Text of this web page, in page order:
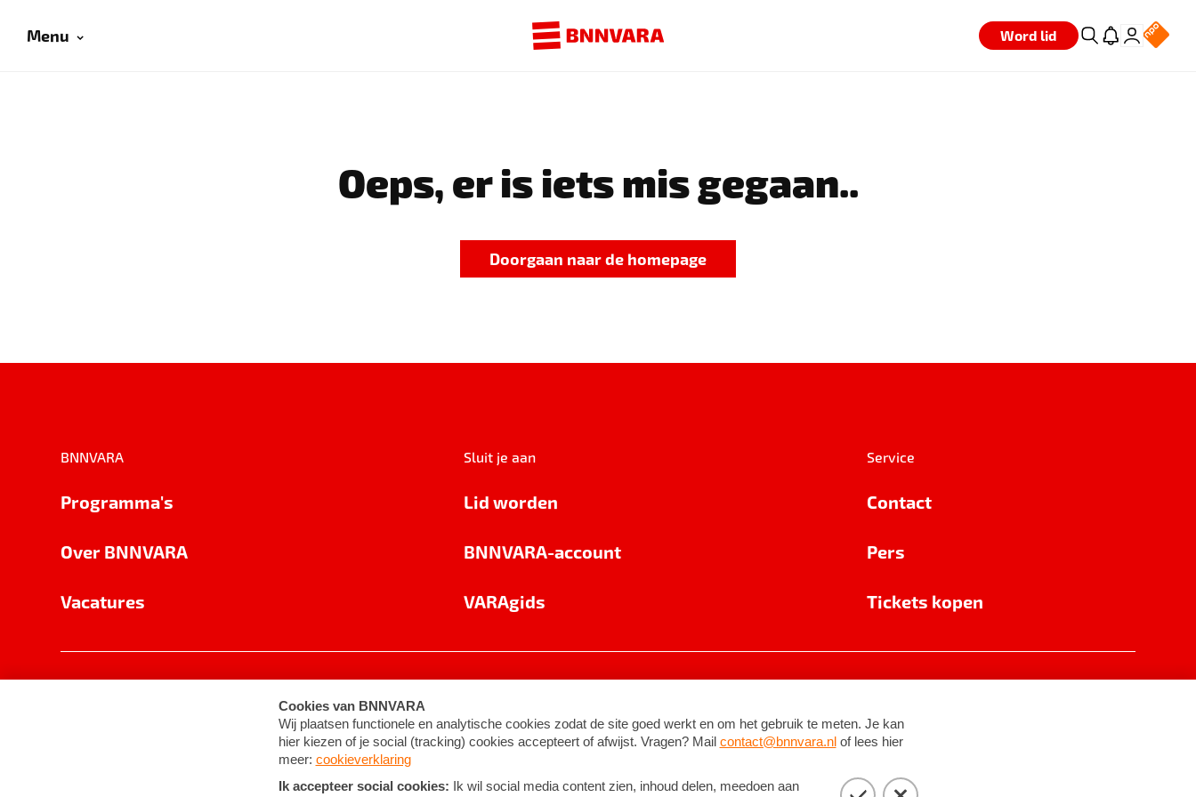
Menu Word lid
Oeps, er is iets mis gegaan..
Doorgaan naar de homepage
BNNVARA
Programma's
Over BNNVARA
Vacatures
Sluit je aan
Lid worden
BNNVARA-account
VARAgids
Service
Contact
Pers
Tickets kopen
Cookie-instellingen Algemene voorwaarden ©2026BNNVARA